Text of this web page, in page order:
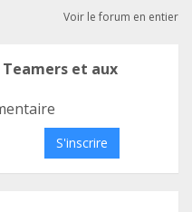
Voir le forum en entier
et aux
S'inscrire